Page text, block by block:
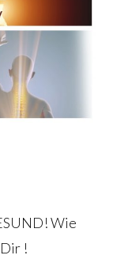
Wie
!